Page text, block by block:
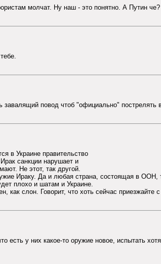
молчат. Ну наш - это понятно. А Путин
завалящий повод чтоб "официально" пострелять
в Украине правительство
санкции нарушает и
Не этот, так другой.
Ираку. Да и любая страна, состоящая в ООН,
плохо и шатам и Украине.
как слон. Говорит, что хоть сейчас
есть у них какое-то оружие новое, испытать